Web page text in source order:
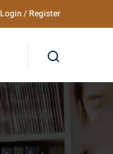
Login / Register